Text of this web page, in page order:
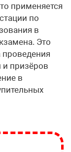
применяется
по
в
Это
и призёров
в